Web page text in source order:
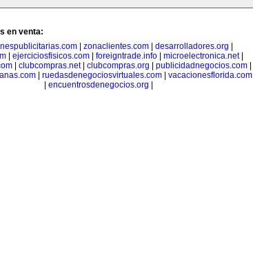
en venta:
| zonaclientes.com| desarrolladores.org
ejerciciosfisicos.com foreigntrade.info microelectronica.net|
| clubcompras.net| clubcompras.org publicidadnegocios.com|
ruedasdenegociosvirtuales.com
vacacionesflorida.com
encuentrosdenegocios.org